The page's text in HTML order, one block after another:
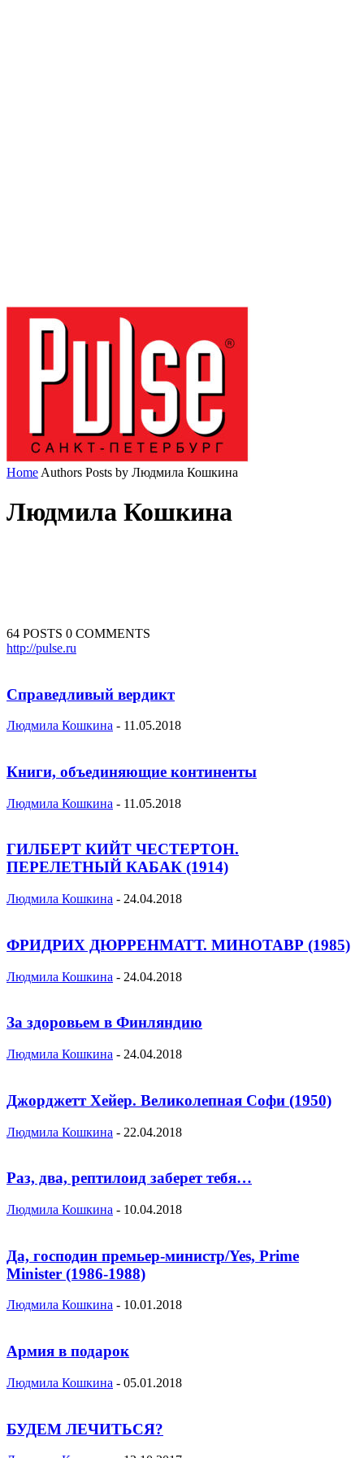
Home Authors Posts by Людмила Кошкина
Людмила Кошкина
64 POSTS 0 COMMENTS
http://pulse.ru
Справедливый вердикт
Людмила Кошкина - 11.05.2018
Книги, объединяющие континенты
Людмила Кошкина - 11.05.2018
ГИЛБЕРТ КИЙТ ЧЕСТЕРТОН.
ПЕРЕЛЕТНЫЙ КАБАК (1914)
Людмила Кошкина - 24.04.2018
ФРИДРИХ ДЮРРЕНМАТТ. МИНОТАВР (1985)
Людмила Кошкина - 24.04.2018
За здоровьем в Финляндию
Людмила Кошкина - 24.04.2018
Джорджетт Хейер. Великолепная Софи (1950)
Людмила Кошкина - 22.04.2018
Раз, два, рептилоид заберет тебя…
Людмила Кошкина - 10.04.2018
Да, господин премьер-министр/Yes, Prime
Minister (1986-1988)
Людмила Кошкина - 10.01.2018
Армия в подарок
Людмила Кошкина - 05.01.2018
БУДЕМ ЛЕЧИТЬСЯ?